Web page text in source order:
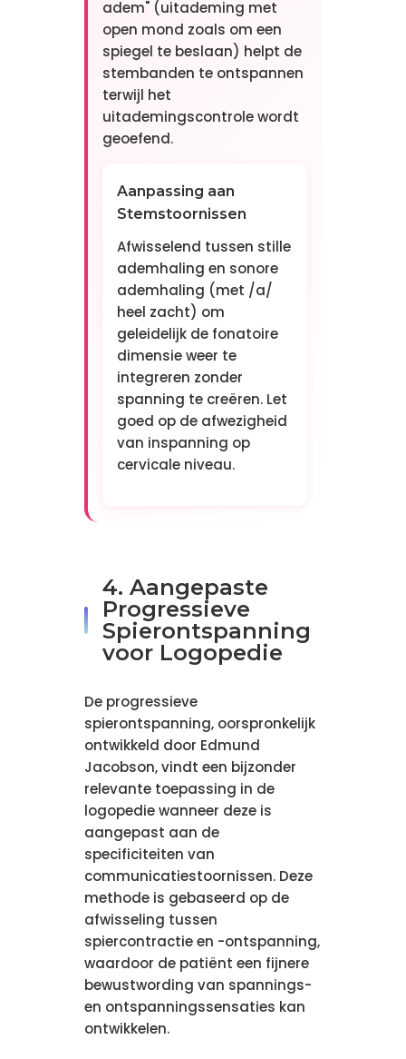
adem" (uitademing met
open mond zoals om een
spiegel te beslaan) helpt de
stembanden te ontspannen
terwijl het
uitademingscontrole wordt
geoefend.
Aanpassing aan
Stemstoornissen
Afwisselend tussen stille
ademhaling en sonore
ademhaling (met /a/
heel zacht) om
geleidelijk de fonatoire
dimensie weer te
integreren zonder
spanning te creëren. Let
goed op de afwezigheid
van inspanning op
cervicale niveau.
4. Aangepaste
Progressieve
Spierontspanning
voor Logopedie
De progressieve
spierontspanning, oorspronkelijk
ontwikkeld door Edmund
Jacobson, vindt een bijzonder
relevante toepassing in de
logopedie wanneer deze is
aangepast aan de
specificiteiten van
communicatiestoornissen. Deze
methode is gebaseerd op de
afwisseling tussen
spiercontractie en -ontspanning,
waardoor de patiënt een fijnere
bewustwording van spannings-
en ontspanningssensaties kan
ontwikkelen.